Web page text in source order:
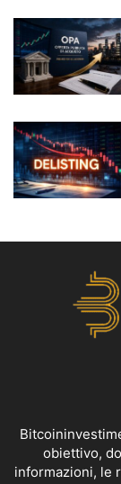
obiettivo,
informazioni, le